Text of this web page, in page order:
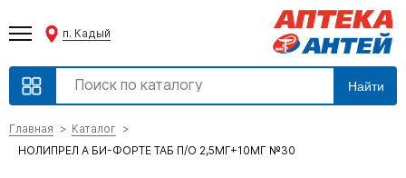
п. Кадый
Найти
Главная
Каталог
НОЛИПРЕЛ А БИ-ФОРТЕ ТАБ П/О 2,5МГ+10МГ №30